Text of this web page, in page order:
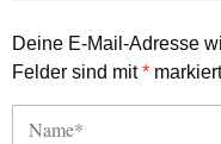
Deine E-Mail-Adresse
Felder sind mit* markiert